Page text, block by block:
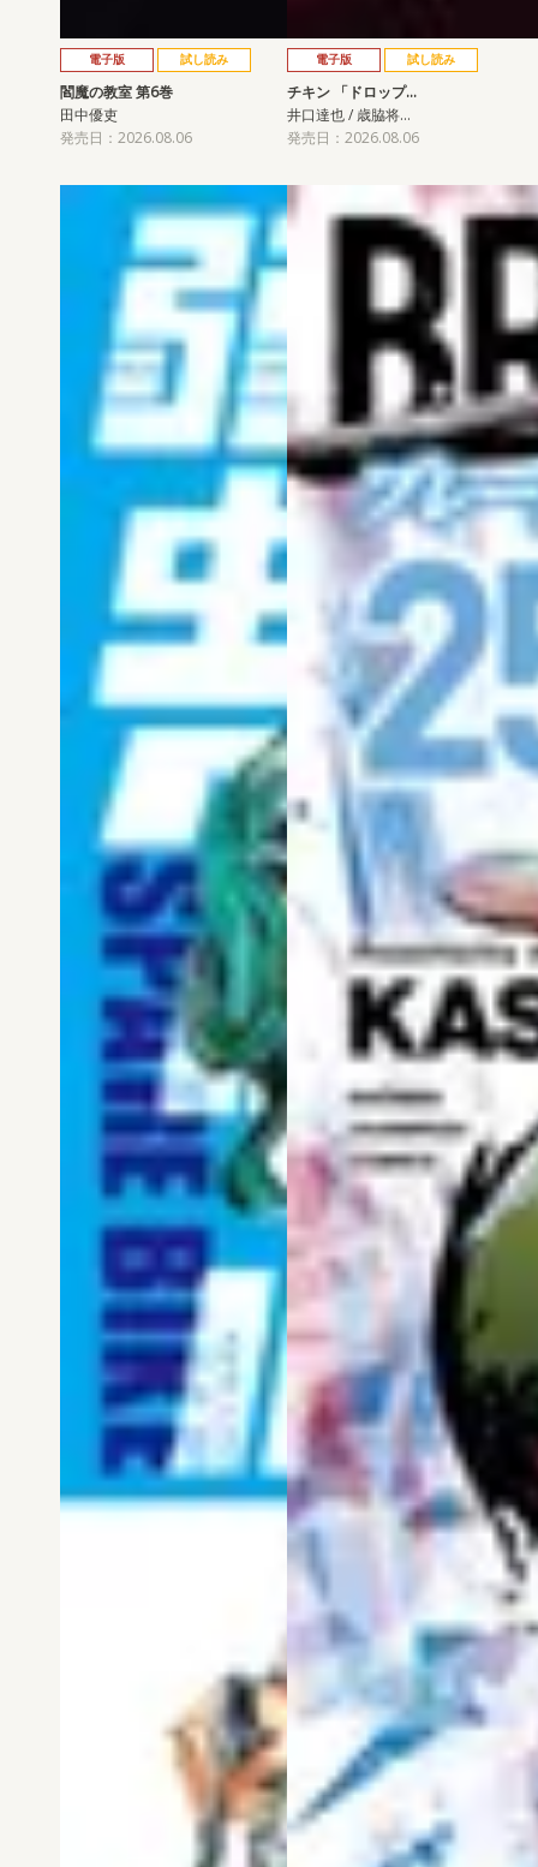
電子版 試し読み
閻魔の教室 第6巻
田中優吏
発売日：2026.08.06
電子版 試し読み
チキン 「ドロップ…
井口達也 / 歳脇将…
発売日：2026.08.06